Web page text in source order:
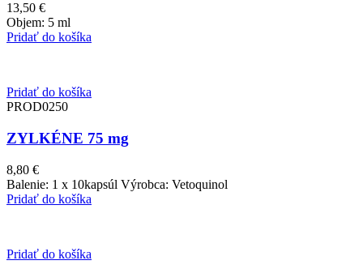
13,50 €
Objem: 5 ml
Pridať do košíka
Pridať do košíka
PROD0250
ZYLKÉNE 75 mg
8,80 €
Balenie: 1 x 10kapsúl Výrobca: Vetoquinol
Pridať do košíka
Pridať do košíka